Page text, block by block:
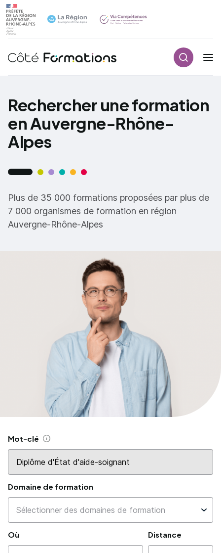
Navigation principale
Rechercher une formation
en Auvergne-Rhône-
Alpes
Plus de 35 000 formations proposées par plus de
7 000 organismes de formation en région
Auvergne-Rhône-Alpes
Mot-clé Aide
Domaine de formation
Où Distance